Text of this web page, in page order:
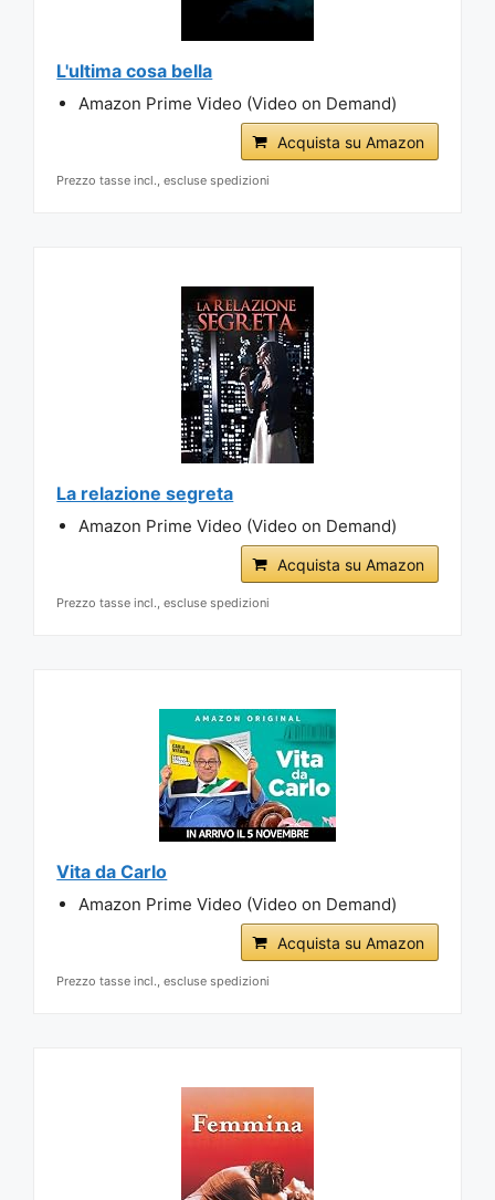
L'ultima cosa bella
Amazon Prime Video (Video on Demand)
Acquista su Amazon
Prezzo tasse incl., escluse spedizioni
La relazione segreta
Amazon Prime Video (Video on Demand)
Acquista su Amazon
Prezzo tasse incl., escluse spedizioni
Vita da Carlo
Amazon Prime Video (Video on Demand)
Acquista su Amazon
Prezzo tasse incl., escluse spedizioni